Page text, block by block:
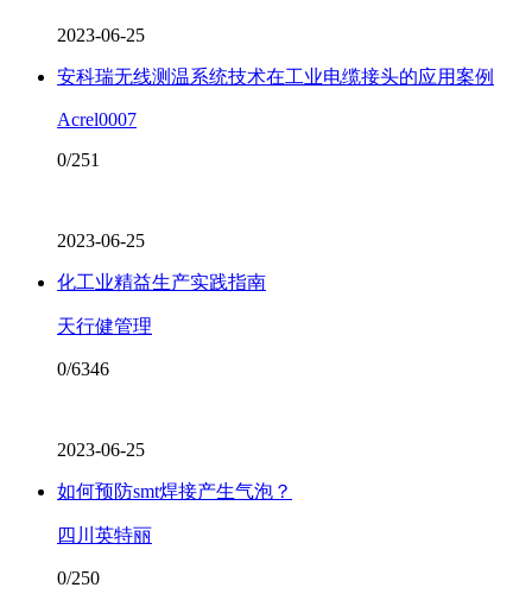
2023-06-25
安科瑞无线测温系统技术在工业电缆接头的应用案例
Acrel0007
0/251
2023-06-25
化工业精益生产实践指南
天行健管理
0/6346
2023-06-25
如何预防smt焊接产生气泡？
四川英特丽
0/250